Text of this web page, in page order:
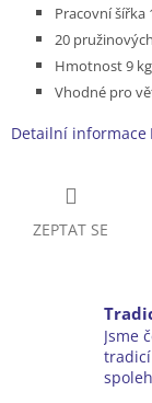
Pracovní šířka
20
Hmotnost 9 kg
Vhodné pro
Detailní informace
ZEPTAT SE
Jsme